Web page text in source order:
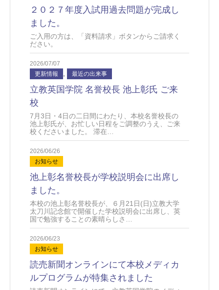
２０２７年度入試用過去問題が完成し
ました。
ご入用の方は、「資料請求」ボタンからご請求く
ださい。
2026/07/07
更新情報
, 最近の出来事
立教英国学院 名誉校長 池上彰氏 ご来
校
7月3日・4日の二日間にわたり、本校名誉校長の
池上彰氏が、お忙しい日程をご調整のうえ、ご来
校くださいました。 滞在…
2026/06/26
お知らせ
池上彰名誉校長が学校説明会に出席し
ました。
本校の池上彰名誉校長が、６月21日(日)立教大学
太刀川記念館で開催した学校説明会に出席し、英
国で勉強することの素晴らしさ…
2026/06/23
お知らせ
読売新聞オンラインにて本校メディカ
ルプログラムが特集されました